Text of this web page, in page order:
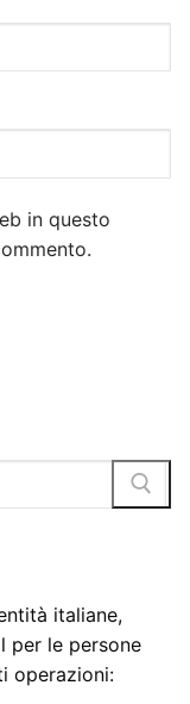
in questo
italiane,
per le persone
operazioni: